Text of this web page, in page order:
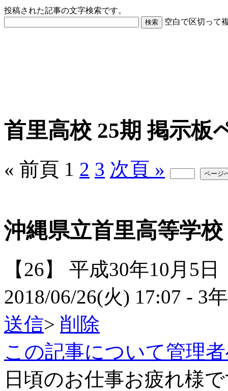
投稿された記事の文字検索です。
空白で区切って
首里高校 25期 掲示板
« 前頁 1 2 3 次頁 »
沖縄県立首里高等学
【26】 平成30年10月5
2018/06/26(火) 17:07 - 3
送信> 削除
この記事について管理
日頃のお仕事お疲れ様